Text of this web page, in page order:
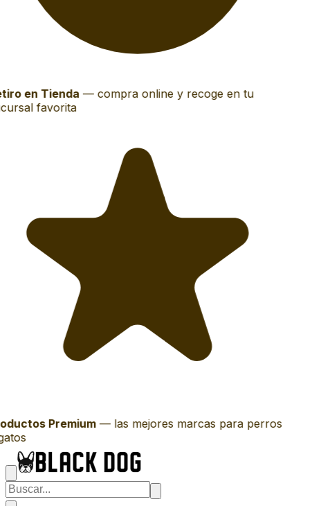
en Tienda— compra online y recoge en tu
favorita
Premium— las mejores marcas para perros